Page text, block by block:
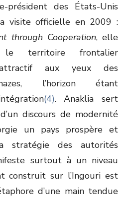
président des États-Unis
visite officielle en 2009 :
through Cooperation, elle
territoire frontalier
attractif aux yeux des
l’horizon étant
(4). Anaklia sert
discours de modernité
un pays prospère et
stratégie des autorités
surtout à un niveau
construit sur l’Ingouri est
d’une main tendue